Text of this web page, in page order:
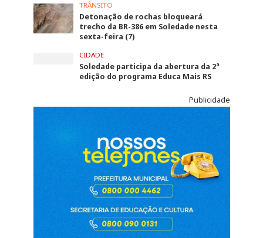
TRÂNSITO
Detonação de rochas bloqueará
trecho da BR-386 em Soledade nesta
sexta-feira (7)
CIDADE
Soledade participa da abertura da 2ª
edição do programa Educa Mais RS
Publicidade